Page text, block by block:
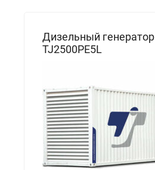
Дизельный генератор
TJ2500PE5L